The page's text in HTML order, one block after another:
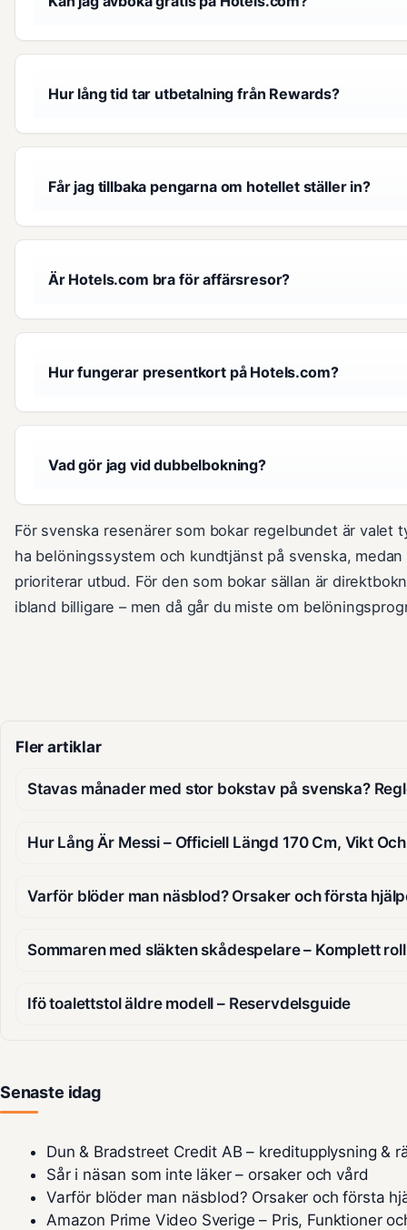
Hur lång tid tar utbetalning från Rewards?
Får jag tillbaka pengarna om hotellet ställer in?
Är Hotels.com bra för affärsresor?
Hur fungerar presentkort på Hotels.com?
Vad gör jag vid dubbelbokning?
För svenska resenärer som bokar regelbundet är valet
ha belöningssystem och kundtjänst på svenska,
prioriterar utbud. För den som bokar sällan är
ibland billigare – men då går du miste om
Fler artiklar
Stavas månader med stor bokstav på svenska?
Hur Lång Är Messi – Officiell Längd 170 Cm, Vikt
Varför blöder man näsblod? Orsaker och första
Sommaren med släkten skådespelare – Komplett
Ifö toalettstol äldre modell – Reservdelsguide
Senaste idag
Dun & Bradstreet Credit AB – kreditupplysning &
Sår i näsan som inte läker – orsaker och vård
Varför blöder man näsblod? Orsaker och första
Amazon Prime Video Sverige – Pris, Funktioner